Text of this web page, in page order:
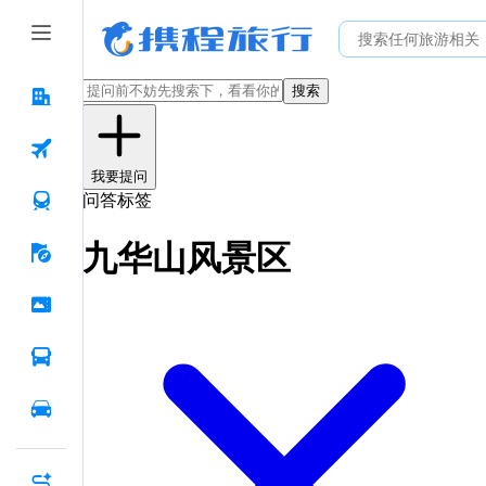
搜索
我要提问
问答标签
九华山风景区